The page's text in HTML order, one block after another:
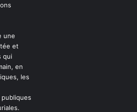
une
et
qui
en
les